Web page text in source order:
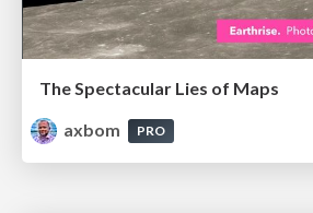
The Spectacular Lies of Maps
axbom
PRO